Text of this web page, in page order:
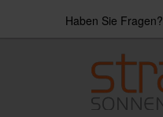
Haben Sie Fragen?